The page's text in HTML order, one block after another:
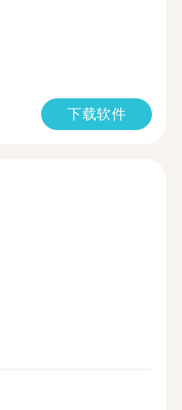
下载软件